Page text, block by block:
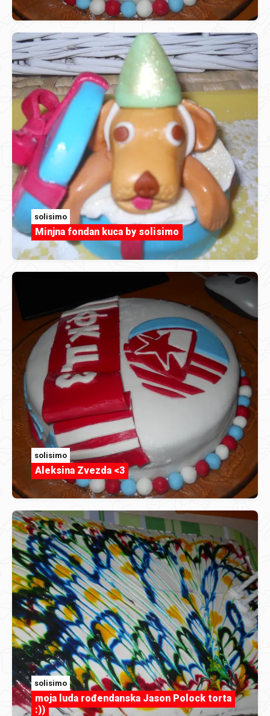
solisimo
Minjna fondan kuca by solisimo
solisimo
Aleksina Zvezda <3
solisimo
moja luda rođendanska Jason Polock torta
:))